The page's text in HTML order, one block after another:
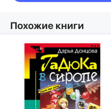
Похожие книги